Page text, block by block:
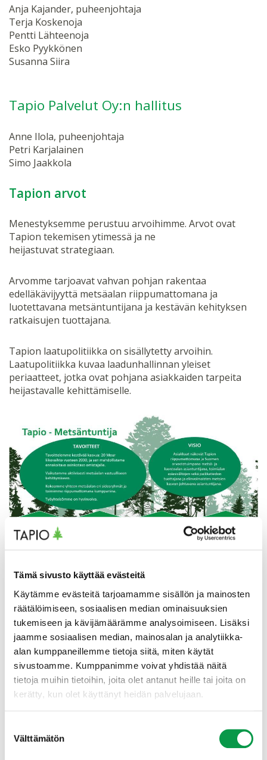
Tämä sivusto käyttää evästeitä
Käytämme evästeitä tarjoamamme sisällön ja mainosten
räätälöimiseen, sosiaalisen median ominaisuuksien
tukemiseen ja kävijämäärämme analysoimiseen. Lisäksi
jaamme sosiaalisen median, mainosalan ja analytiikka-
alan kumppaneillemme tietoja siitä, miten käytät
sivustoamme. Kumppanimme voivat yhdistää näitä
tietoja muihin tietoihin, joita olet antanut heille tai joita on
kerätty, kun olet käyttänyt heidän palvelujaan.
valinta
Välttämätön
Anja Kajander, puheenjohtaja
Terja Koskenoja
Pentti Lähteenoja
Esko Pyykkönen
Susanna Siira
Tapio Palvelut Oy:n hallitus
Anne Ilola, puheenjohtaja
Petri Karjalainen
Simo Jaakkola
Tapion arvot
Menestyksemme perustuu arvoihimme. Arvot ovat
Tapion tekemisen ytimessä ja ne
heijastuvat strategiaan.
Arvomme tarjoavat vahvan pohjan rakentaa
edelläkävijyyttä metsäalan riippumattomana ja
luotettavana metsäntuntijana ja kestävän kehityksen
ratkaisujen tuottajana.
Tapion laatupolitiikka on sisällytetty arvoihin.
Laatupolitiikka kuvaa laadunhallinnan yleiset
periaatteet, jotka ovat pohjana asiakkaiden tarpeita
heijastavalle kehittämiselle.
Vastuullisuus
Edistämme metsäalan kestävää kehitystä ja
kunnioitamme toiminnallamme luontoarvoja ja kaikkea,